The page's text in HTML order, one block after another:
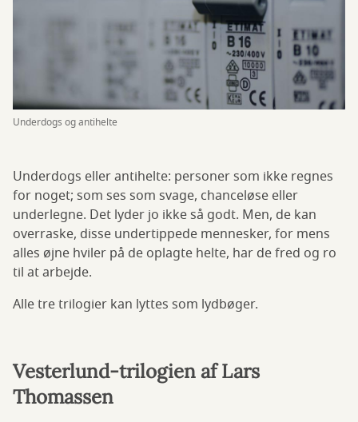
Underdogs og antihelte
Underdogs eller antihelte: personer som ikke regnes
for noget; som ses som svage, chanceløse eller
underlegne. Det lyder jo ikke så godt. Men, de kan
overraske, disse undertippede mennesker, for mens
alles øjne hviler på de oplagte helte, har de fred og ro
til at arbejde.
Alle tre trilogier kan lyttes som lydbøger.
Vesterlund-trilogien af Lars
Thomassen